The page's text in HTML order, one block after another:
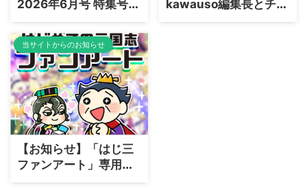
2026年6月号 特集号：
「趙雲、盛られてもな
お強い男」編を出版し
ました
kawauso編集長とチャ
ットで語る！YouTube
当サイトからのお知らせ
【お知らせ】「はじ三
ファンアート」専用の
応募ページをリニュー